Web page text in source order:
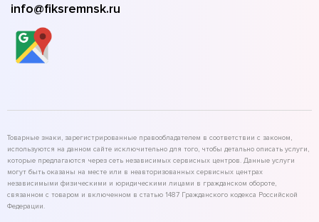
info@fiksremnsk.ru
Товарные знаки, зарегистрированные правообладателем в соответствии с законом,
используются на данном сайте исключительно для того, чтобы детально описать услуги,
которые предлагаются через сеть независимых сервисных центров. Данные услуги
могут быть оказаны на месте или в неавторизованных сервисных центрах
независимыми физическими и юридическими лицами в гражданском обороте,
связанном с товаром и включенном в статью 1487 Гражданского кодекса Российской
Федерации.